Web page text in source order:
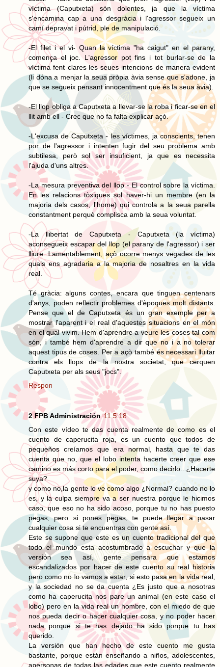
víctima (Caputxeta) són dolentes, ja que la víctima
s'encamina cap a una desgràcia i l'agressor segueix un
camí depravat i pútrid, ple de manipulació.
-El filet i el vi- Quan la víctima "ha caigut" en el parany,
comença el joc. L'agressor pot fins i tot burlar-se de la
víctima fent clares les seues intencions de manera evident
(li dóna a menjar la seua pròpia àvia sense que s'adone, ja
que se segueix pensant innocentment que és la seua àvia).
-El llop obliga a Caputxeta a llevar-se la roba i ficar-se en el
llit amb ell - Crec que no fa falta explicar açò.
-L'excusa de Caputxeta - les víctimes, ja conscients, tenen
por de l'agressor i intenten fugir del seu problema amb
subtilesa, però sol ser insuficient, ja que es necessita
l'ajuda d'uns altres.
-La mesura preventiva del llop - El control sobre la víctima.
En les relacions tòxiques sol haver-hi un membre (en la
majoria dels casos, l'home) qui controla a la seua parella
constantment perquè complisca amb la seua voluntat.
-La llibertat de Caputxeta - Caputxeta (la víctima)
aconsegueix escapar del llop (el parany de l'agressor) i ser
lliure. Lamentablement, açò ocorre menys vegades de les
quals ens agradaria a la majoria de nosaltres en la vida
real.
Té gràcia: alguns contes, encara que tinguen centenars
d'anys, poden reflectir problemes d'èpoques molt distants.
Pense que el de Caputxeta és un gran exemple per a
mostrar l'aparent i el real d'aquestes situacions en el món
en el qual vivim. Hem d'aprendre a veure les coses tal com
són, i també hem d'aprendre a dir que no i a no tolerar
aquest tipus de coses. Per a açò també és necessari lluitar
contra els llops de la nostra societat, que cerquen
Caputxeta per als seus "jocs".
Respon
2 FPB Administración 11.5.18
Con este vídeo te das cuenta realmente de como es el
cuento de caperucita roja, es un cuento que todos de
pequeños creíamos que era normal, hasta que te das
cuenta que no, que el lobo intenta hacerte creer que ese
camino es más corto para el poder, como decirlo...¿Hacerte
suya?
y como no,la gente lo ve como algo ¿Normal? cuando no lo
es, y la culpa siempre va a ser nuestra porque le hicimos
caso, que eso no ha sido acoso, porque tu no has puesto
pegas, pero si pones pegas, te puede llegar a pasar
cualquier cosa si te encuentras con gente así.
Este se supone que este es un cuento tradicional del que
todo el mundo esta acostumbrado a escuchar y que la
versión sea así, gente pensara que estamos
escandalizados por hacer de este cuento su real historia
pero como no lo vamos a estar, si esto pasa en la vida real,
y la sociedad no se da cuenta ¿Es justo que a nosotras
como ha caperucita nos pare un animal (en este caso el
lobo) pero en la vida real un hombre, con el miedo de que
nos pueda decir o hacer cualquier cosa, y no poder hacer
nada porque si te has dejado ha sido porque tu has
querido.
La versión que han hecho de este cuento me gusta
bastante, porque están enseñando a niños, adolescentes,
apersonas de todas las edades que este cuento realmente